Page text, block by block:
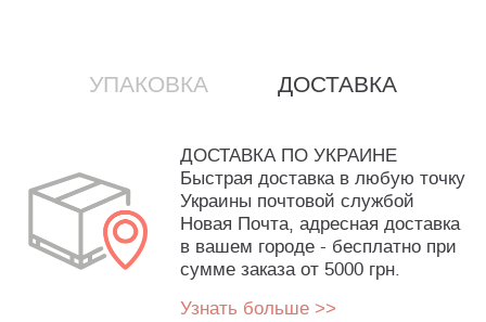
УПАКОВКА ДОСТАВКА
ДОСТАВКА ПО УКРАИНЕ
Быстрая доставка в любую точку
Украины почтовой службой
Новая Почта, адресная доставка
в вашем городе - бесплатно при
сумме заказа от 5000 грн.
Узнать больше >>